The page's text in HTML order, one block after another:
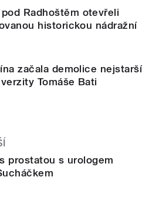
Radhoštěm otevřeli
historickou nádražní
začala demolice nejstarší
Tomáše Bati
prostatou s urologem